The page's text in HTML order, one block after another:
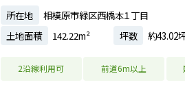
所在地
相模原市緑区西橋本１丁目
土地面積
142.22m² 坪数 約43.02
2沿線利用可 前道6m以上